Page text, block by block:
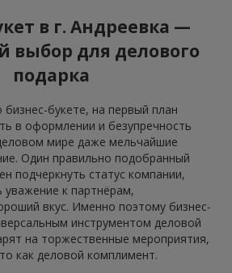
в г. Андреевка —
выбор для делового
подарка
бизнес-букете, на первый план
в оформлении и безупречность
мире даже мельчайшие
Один правильно подобранный
подчеркнуть статус компании,
к партнёрам,
вкус. Именно поэтому бизнес-
инструментом деловой
на торжественные мероприятия,
как деловой комплимент.